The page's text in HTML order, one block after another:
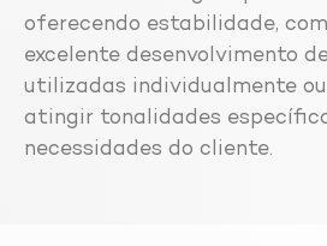
oferecendo estabilidade,
excelente desenvolvimento
utilizadas individualmente
atingir tonalidades
necessidades do cliente.